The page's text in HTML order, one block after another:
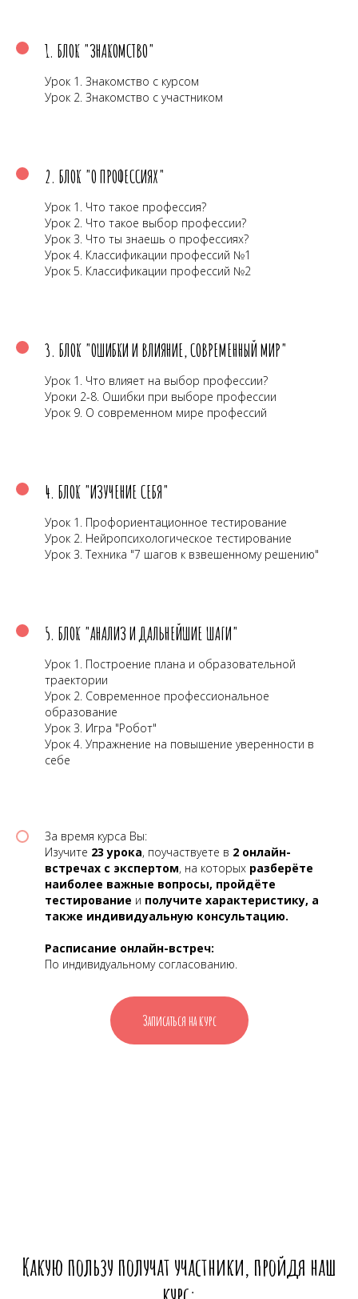
1. БЛОК "ЗНАКОМСТВО"
Урок 1. Знакомство с курсом
Урок 2. Знакомство с участником
2. БЛОК "О ПРОФЕССИЯХ"
Урок 1. Что такое профессия?
Урок 2. Что такое выбор профессии?
Урок 3. Что ты знаешь о профессиях?
Урок 4. Классификации профессий №1
Урок 5. Классификации профессий №2
3. БЛОК "ОШИБКИ И ВЛИЯНИЕ, СОВРЕМЕННЫЙ МИР"
Урок 1. Что влияет на выбор профессии?
Уроки 2-8. Ошибки при выборе профессии
Урок 9. О современном мире профессий
4. БЛОК "ИЗУЧЕНИЕ СЕБЯ"
Урок 1. Профориентационное тестирование
Урок 2. Нейропсихологическое тестирование
Урок 3. Техника "7 шагов к взвешенному решению"
5. БЛОК "АНАЛИЗ И ДАЛЬНЕЙШИЕ ШАГИ"
Урок 1. Построение плана и образовательной
траектории
Урок 2. Современное профессиональное
образование
Урок 3. Игра "Робот"
Урок 4. Упражнение на повышение уверенности в
себе
За время курса Вы:
Изучите 23 урока, поучаствуете в 2 онлайн-
встречах с экспертом, на которых разберёте
наиболее важные вопросы, пройдёте
тестирование и получите характеристику, а
также индивидуальную консультацию.
Расписание онлайн-встреч:
По индивидуальному согласованию.
Записаться на курс
Какую пользу получат участники, пройдя наш